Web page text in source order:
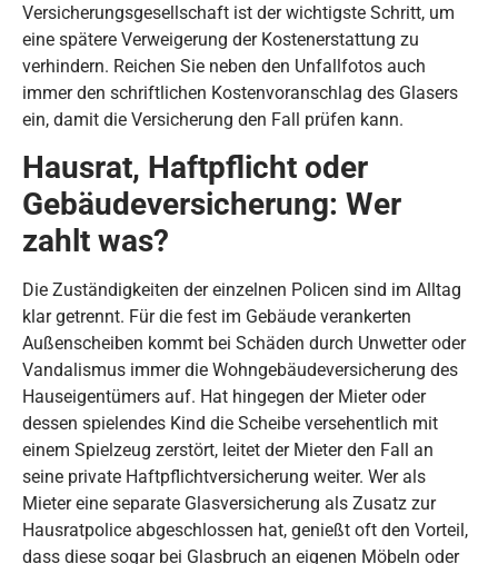
Versicherungsgesellschaft ist der wichtigste Schritt, um
eine spätere Verweigerung der Kostenerstattung zu
verhindern. Reichen Sie neben den Unfallfotos auch
immer den schriftlichen Kostenvoranschlag des Glasers
ein, damit die Versicherung den Fall prüfen kann.
Hausrat, Haftpflicht oder
Gebäudeversicherung: Wer
zahlt was?
Die Zuständigkeiten der einzelnen Policen sind im Alltag
klar getrennt. Für die fest im Gebäude verankerten
Außenscheiben kommt bei Schäden durch Unwetter oder
Vandalismus immer die Wohngebäudeversicherung des
Hauseigentümers auf. Hat hingegen der Mieter oder
dessen spielendes Kind die Scheibe versehentlich mit
einem Spielzeug zerstört, leitet der Mieter den Fall an
seine private Haftpflichtversicherung weiter. Wer als
Mieter eine separate Glasversicherung als Zusatz zur
Hausratpolice abgeschlossen hat, genießt oft den Vorteil,
dass diese sogar bei Glasbruch an eigenen Möbeln oder